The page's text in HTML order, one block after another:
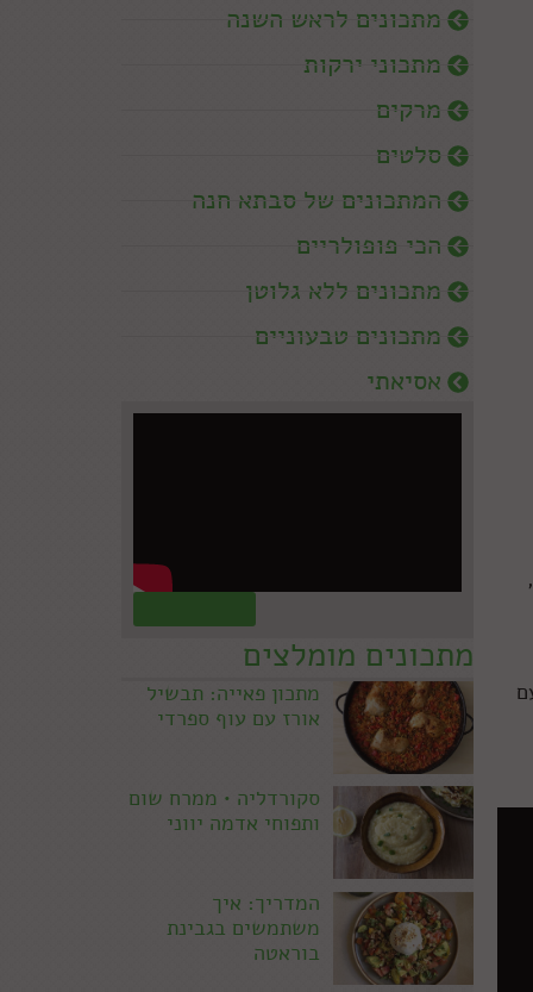
מתכונים לראש השנה
מתכוני ירקות
מרקים
סלטים
המתכונים של סבתא חנה
הכי פופולריים
מתכונים ללא גלוטן
מתכונים טבעוניים
אסיאתי
מתכונים מומלצים
מתכון פאייה: תבשיל
אורז עם עוף ספרדי
סקורדליה • ממרח שום
ותפוחי אדמה יווני
המדריך: איך
משתמשים בגבינת
בוראטה